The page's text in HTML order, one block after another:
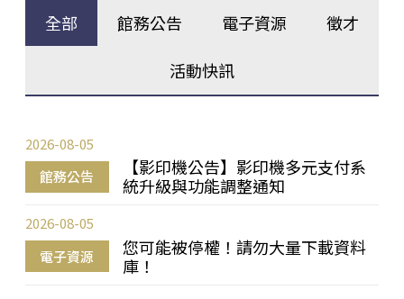
全部 館務公告 電子資源 徵才
活動快訊
館務公告
【影印機公告】影印機多元支付系
統升級與功能調整通知
2026-08-05
電子資源
您可能被停權！請勿大量下載資料
庫！
2026-08-05